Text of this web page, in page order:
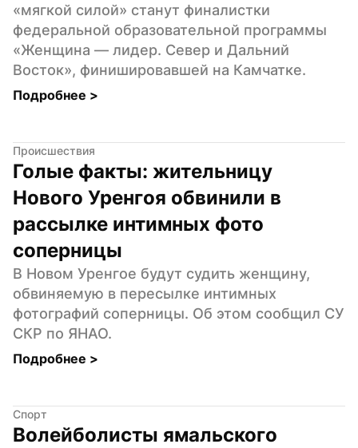
«мягкой силой» станут финалистки
федеральной образовательной программы
«Женщина — лидер. Север и Дальний
Восток», финишировавшей на Камчатке.
Подробнее >
Происшествия
Голые факты: жительницу
Нового Уренгоя обвинили в
рассылке интимных фото
соперницы
В Новом Уренгое будут судить женщину,
обвиняемую в пересылке интимных
фотографий соперницы. Об этом сообщил СУ
СКР по ЯНАО.
Подробнее >
Спорт
Волейболисты ямальского